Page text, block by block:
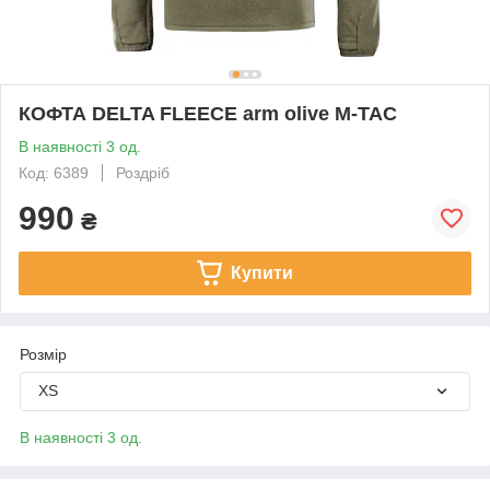
КОФТА DELTA FLEECE arm olive M-TAC
В наявності 3 од.
Код: 6389
Роздріб
990 ₴
Купити
Розмір
XS
В наявності 3 од.